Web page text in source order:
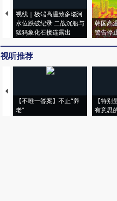
视线｜极端高温致多瑙河
水位跌破纪录 二战沉船与
猛犸象化石接连露出
韩国高
警告停
视听推荐
【不唯一答案】不止“养
老”
【特
有意思